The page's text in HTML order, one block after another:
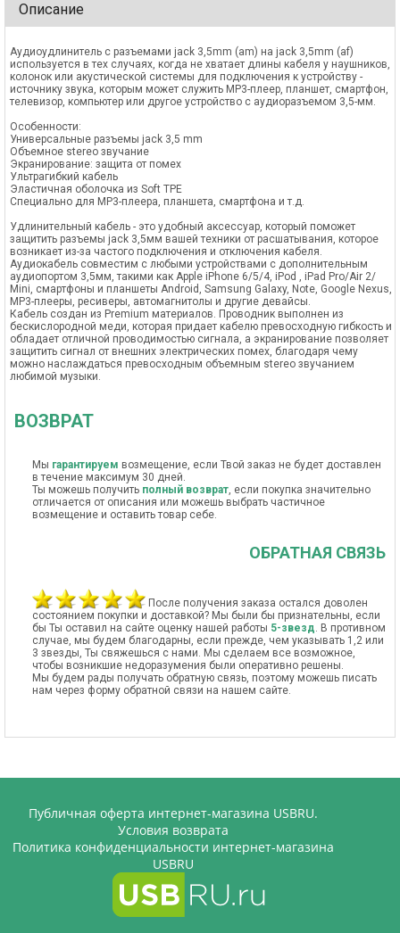
Описание
Аудиоудлинитель с разъемами jack 3,5mm (am) на jack 3,5mm (af)
используется в тех случаях, когда не хватает длины кабеля у наушников,
колонок или акустической системы для подключения к устройству -
источнику звука, которым может служить MP3-плеер, планшет, смартфон,
телевизор, компьютер или другое устройство с аудиоразъемом 3,5-мм.
Особенности:
Универсальные разъемы jack 3,5 mm
Объемное stereo звучание
Экранирование: защита от помех
Ультрагибкий кабель
Эластичная оболочка из Soft TPE
Специально для MP3-плеера, планшета, смартфона и т.д.
Удлинительный кабель - это удобный аксессуар, который поможет
защитить разъемы jack 3,5мм вашей техники от расшатывания, которое
возникает из-за частого подключения и отключения кабеля.
Аудиокабель совместим с любыми устройствами с дополнительным
аудиопортом 3,5мм, такими как Apple iPhone 6/5/4, iPod , iPad Pro/Air 2/
Mini, смартфоны и планшеты Android, Samsung Galaxy, Note, Google Nexus,
MP3-плееры, ресиверы, автомагнитолы и другие девайсы.
Кабель создан из Premium материалов. Проводник выполнен из
бескислородной меди, которая придает кабелю превосходную гибкость и
обладает отличной проводимостью сигнала, а экранирование позволяет
защитить сигнал от внешних электрических помех, благодаря чему
можно наслаждаться превосходным объемным stereo звучанием
любимой музыки.
ВОЗВРАТ
Мы гарантируем возмещение, если Твой заказ не будет доставлен
в течение максимум 30 дней.
Ты можешь получить полный возврат, если покупка значительно
отличается от описания или можешь выбрать частичное
возмещение и оставить товар себе.
ОБРАТНАЯ СВЯЗЬ
После получения заказа остался доволен
состоянием покупки и доставкой? Мы были бы признательны, если
бы Ты оставил на сайте оценку нашей работы 5-звезд. В противном
случае, мы будем благодарны, если прежде, чем указывать 1,2 или
3 звезды, Ты свяжешься с нами. Мы сделаем все возможное,
чтобы возникшие недоразумения были оперативно решены.
Мы будем рады получать обратную связь, поэтому можешь писать
нам через форму обратной связи на нашем сайте.
Публичная оферта интернет-магазина USBRU.
Условия возврата
Политика конфиденциальности интернет-магазина
USBRU